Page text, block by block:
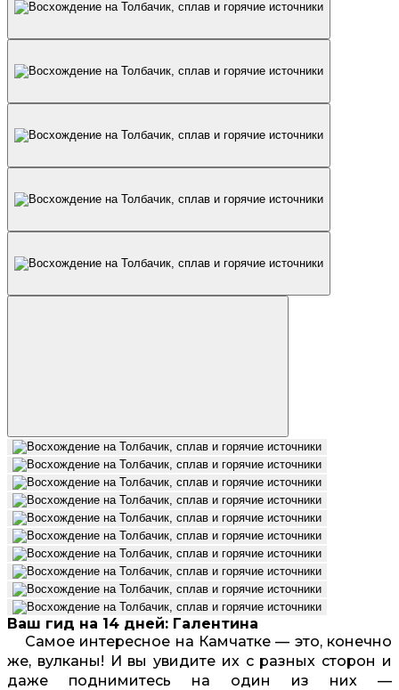
Ваш гид на 14 дней: Галентина
Самое интересное на Камчатке — это, конечно
же, вулканы! И вы увидите их с разных сторон и
даже поднимитесь на один из них —